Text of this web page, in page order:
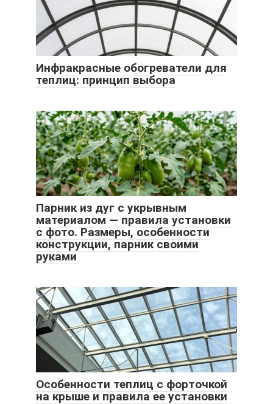
Инфракрасные обогреватели для
теплиц: принцип выбора
Парник из дуг с укрывным
материалом — правила установки
с фото. Размеры, особенности
конструкции, парник своими
руками
Особенности теплиц с форточкой
на крыше и правила ее установки